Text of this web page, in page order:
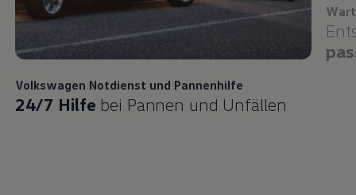
Volkswagen Notdienst und Pannenhilfe
24/7 Hilfe bei Pannen und Unfällen